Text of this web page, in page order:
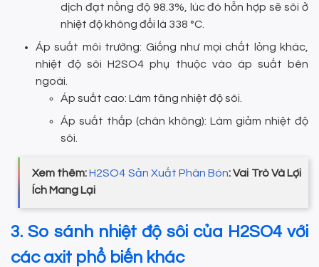
dịch đạt nồng độ 98.3%, lúc đó hỗn hợp sẽ sôi ở
nhiệt độ không đổi là 338 °C.
Áp suất môi trường: Giống như mọi chất lỏng khác,
nhiệt độ sôi H2SO4 phụ thuộc vào áp suất bên
ngoài.
Áp suất cao: Làm tăng nhiệt độ sôi.
Áp suất thấp (chân không): Làm giảm nhiệt độ
sôi.
Xem thêm:H2SO4 Sản Xuất Phân Bón: Vai Trò Và Lợi
Ích Mang Lại
3. So sánh nhiệt độ sôi của H2SO4 với
các axit phổ biến khác